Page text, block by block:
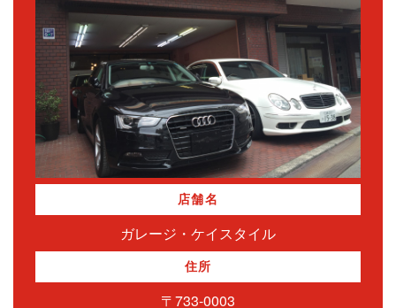
店舗名
ガレージ・ケイスタイル
住所
〒733-0003